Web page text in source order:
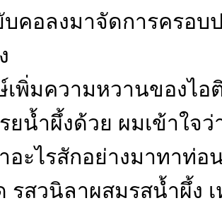
คอลงมาจัดการครอบ
ความหวานของไอติ
ยน้ำผึ้งด้วย ผมเข้าใจว่
อะไรสักอย่างมาทาท่
รสวนิลาผสมรสน้ำผึ้ง